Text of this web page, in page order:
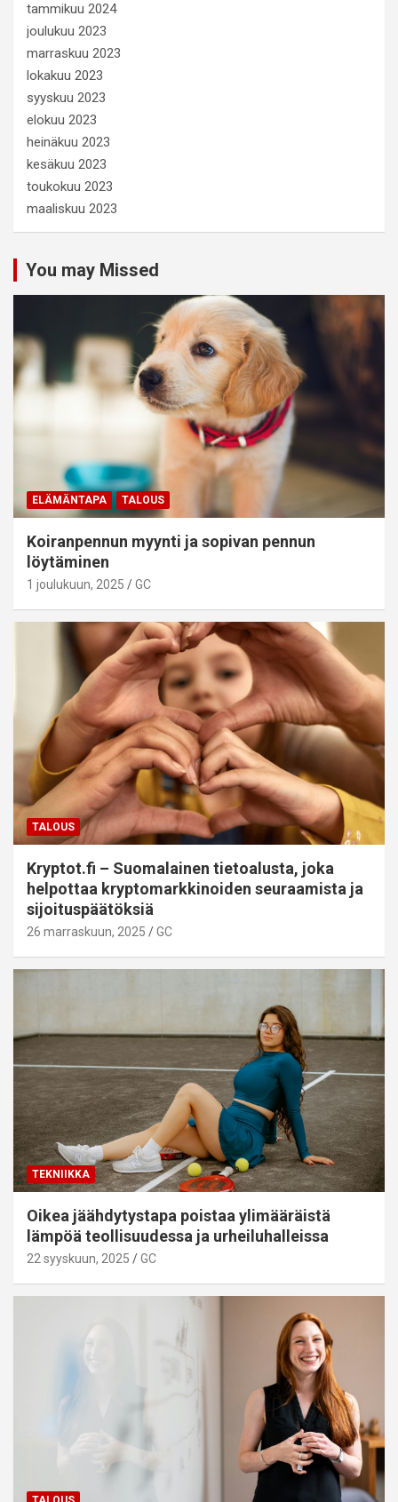
tammikuu 2024
joulukuu 2023
marraskuu 2023
lokakuu 2023
syyskuu 2023
elokuu 2023
heinäkuu 2023
kesäkuu 2023
toukokuu 2023
maaliskuu 2023
You may Missed
ELÄMÄNTAPA TALOUS
Koiranpennun myynti ja sopivan pennun
löytäminen
1 joulukuun, 2025 GC
TALOUS
Kryptot.fi – Suomalainen tietoalusta, joka
helpottaa kryptomarkkinoiden seuraamista ja
sijoituspäätöksiä
26 marraskuun, 2025 GC
TEKNIIKKA
Oikea jäähdytystapa poistaa ylimääräistä
lämpöä teollisuudessa ja urheiluhalleissa
22 syyskuun, 2025 GC